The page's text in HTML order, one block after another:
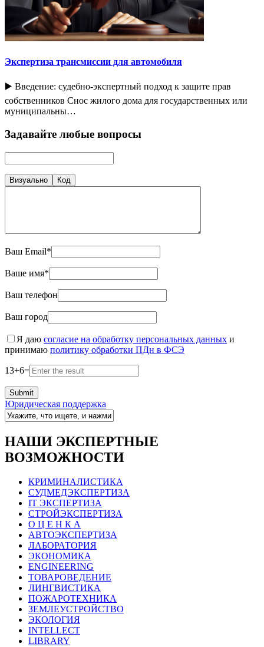
Экспертиза трансмиссии для автомобиля
▶️ Введение: судебно-экспертный подход к защите прав
собственников Снос жилого дома для государственных или
муниципальны…
Задавайте любые вопросы
Визуально Код
Ваш Email*
Ваше имя*
Ваш телефон
Ваш город
Я даю согласие на обработку персональных данных и
принимаю политику обработки ПДн в ФСЭ
13+6=
Юридическая поддержка
НАШИ ЭКСПЕРТНЫЕ
ВОЗМОЖНОСТИ
КРИМИНАЛИСТИКА
СУДМЕДЭКСПЕРТИЗА
IT ЭКСПЕРТИЗА
СТРОЙЭКСПЕРТИЗА
О Ц Е Н К А
АВТОЭКСПЕРТИЗА
ЛАБОРАТОРИЯ
ЭКОНОМИКА
ENGINEERING
ТОВАРОВЕДЕНИЕ
ЛИНГВИСТИКА
ПОЖАРОТЕХНИКА
ЗЕМЛЕУСТРОЙСТВО
ЭКОЛОГИЯ
INTELLECT
LIBRARY